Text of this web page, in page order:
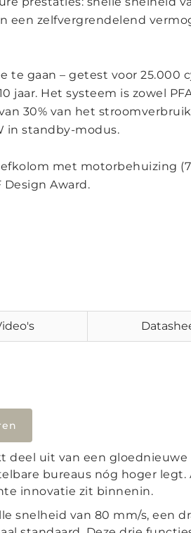
een zelfvergrendelend
te gaan – getest voor 25.000
jaar. Het systeem is zowel
30% van het stroomverbruik
in standby-modus.
met motorbehuizing
Award.
deel uit van een
bureaus nóg hoger legt.
innovatie zit binnenin.
snelheid van 80 mm/s, een